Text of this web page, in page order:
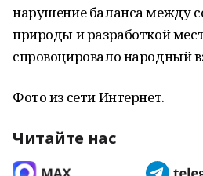
нарушение баланса между
природы и разработкой
спровоцировало народный
Фото из сети Интернет.
Читайте нас